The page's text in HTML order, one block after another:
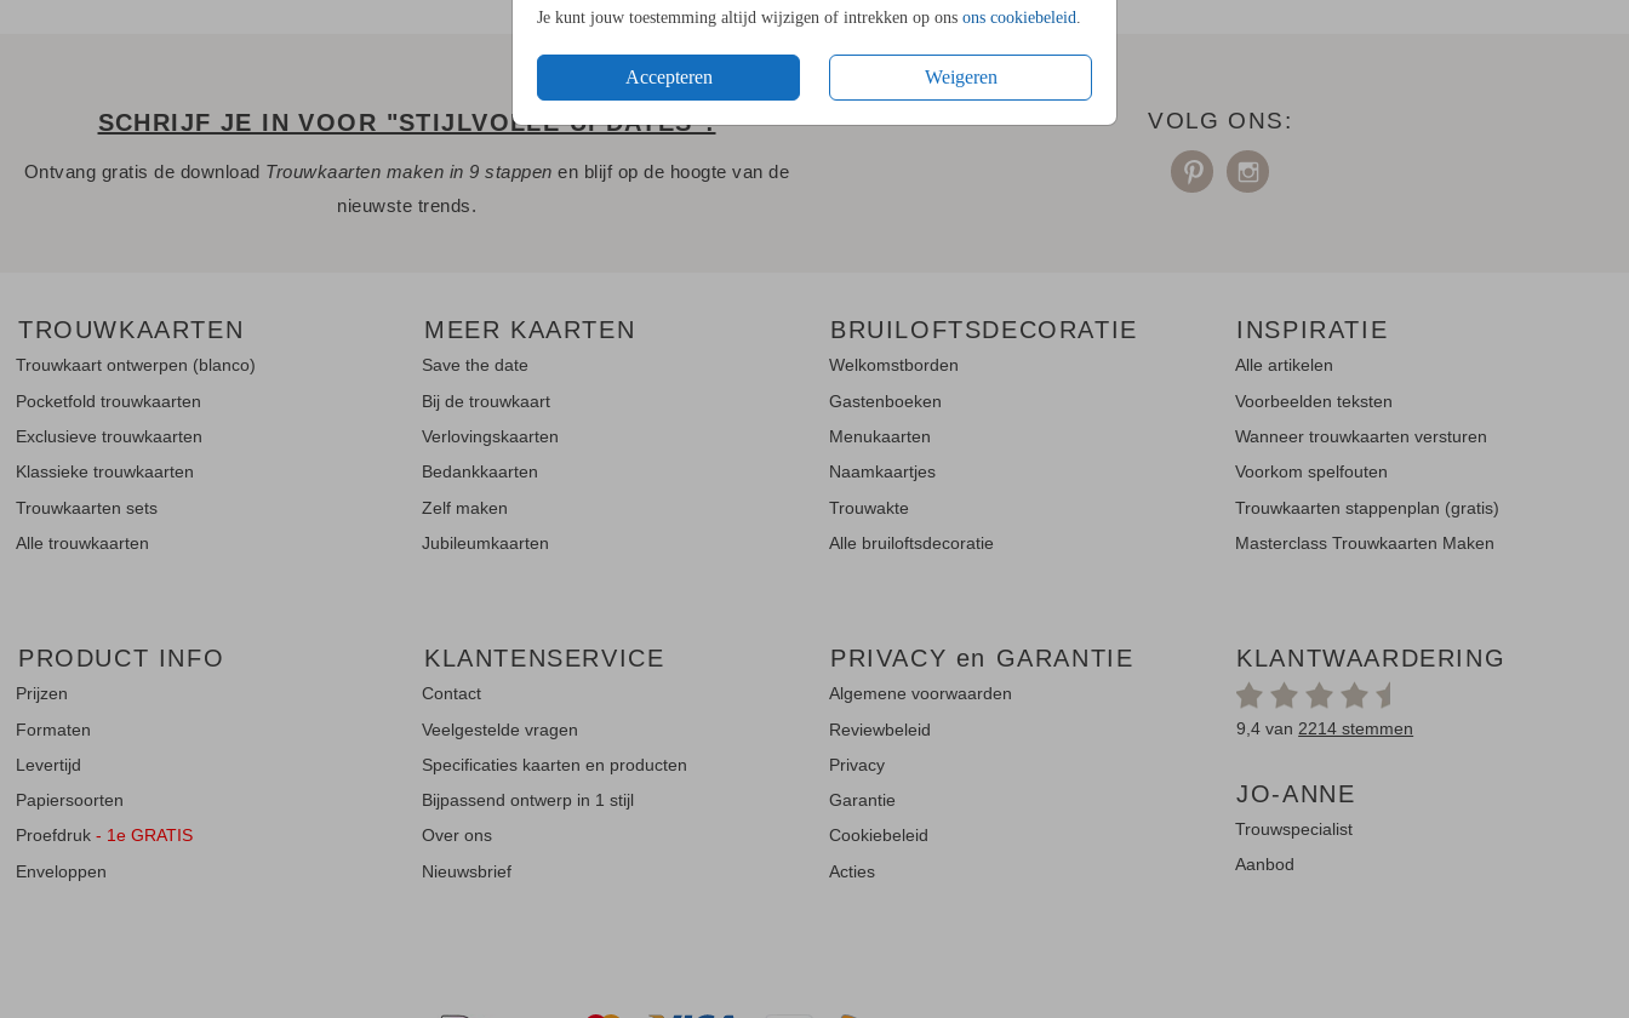
Je kunt jouw toestemming altijd wijzigen of intrekken op ons ons cookiebeleid
Accepteren Weigeren
SCHRIJF JE IN VOOR "STIJLVOLLE UPDATES"!
Ontvang gratis de download Trouwkaarten maken in 9 stappen en blijf op de hoogte van de
nieuwste trends.
VOLG ONS:
TROUWKAARTEN
Trouwkaart ontwerpen (blanco)
Pocketfold trouwkaarten
Exclusieve trouwkaarten
Klassieke trouwkaarten
Trouwkaarten sets
Alle trouwkaarten
MEER KAARTEN
Save the date
Bij de trouwkaart
Verlovingskaarten
Bedankkaarten
Zelf maken
Jubileumkaarten
BRUILOFTSDECORATIE
Welkomstborden
Gastenboeken
Menukaarten
Naamkaartjes
Trouwakte
Alle bruiloftsdecoratie
INSPIRATIE
Alle artikelen
Voorbeelden teksten
Wanneer trouwkaarten versturen
Voorkom spelfouten
Trouwkaarten stappenplan (gratis)
Masterclass Trouwkaarten Maken
PRODUCT INFO
Prijzen
Formaten
Levertijd
Papiersoorten
Proefdruk- 1e GRATIS
Enveloppen
KLANTENSERVICE
Contact
Veelgestelde vragen
Specificaties kaarten en producten
Bijpassend ontwerp in 1 stijl
Over ons
Nieuwsbrief
PRIVACY en GARANTIE
Algemene voorwaarden
Reviewbeleid
Privacy
Garantie
Cookiebeleid
Acties
KLANTWAARDERING
9,4 van 2214 stemmen
JO-ANNE
Trouwspecialist
Aanbod